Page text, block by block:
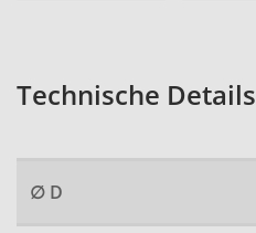
Technische Details
∅ D